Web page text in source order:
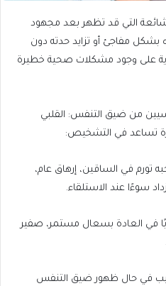
التي قد تظهر بعد مجهود
بشكل مفاجئ أو تزايد حدته دون
على وجود مشكلات صحية خطيرة
من ضيق التنفس: القلبي
تساعد في التشخيص:
تورم في الساقين، إرهاق عام،
سوءًا عند الاستلقاء.
في العادة بسعال مستمر، صفير
في حال ظهور ضيق التنفس